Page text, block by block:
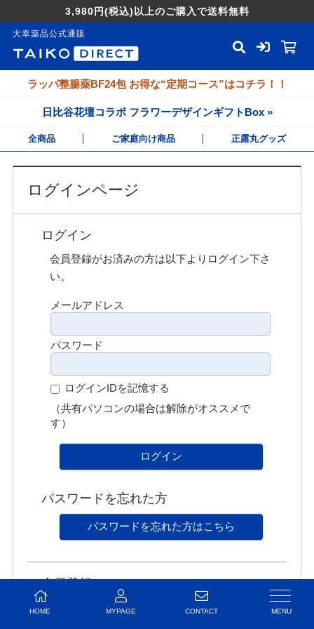
3,980円(税込) 以上のご購入で送料無料
大幸薬品公式通販
ラッパ整腸薬BF24包 お得な“定期コース”はコチラ！！
日比谷花壇コラボ フラワーデザインギフトBox »
全商品 ご家庭向け商品 正露丸グッズ
ログインページ
ログイン
会員登録がお済みの方は以下よりログイン下さ
い。
メールアドレス
パスワード
ログインIDを記憶する
（共有パソコンの場合は解除がオススメで
す）
ログイン
パスワードを忘れた方
パスワードを忘れた方はこちら
会員登録
会員登録がお済みで無い方はこちらから登録を
HOME MYPAGE CONTACT